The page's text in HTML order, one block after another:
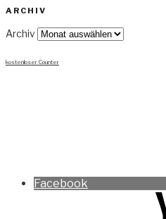
ARCHIV
Archiv
kostenloser Counter
Facebook